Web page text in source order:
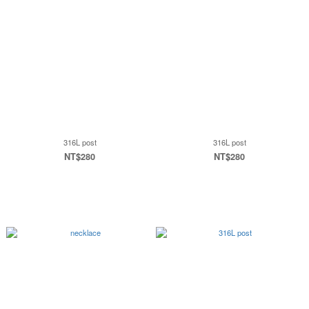
316L post
NT$280
316L post
NT$280